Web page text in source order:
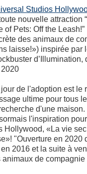
Studios
nouvelle attraction
of Pets: Off the
des animaux de
laisse!») inspirée par
d’Illumination,
de l'adoption est le
ultime pour tous
d'une
l'inspiration
Hollywood, «La vie
"Ouverture en 2020
2016 et la suite à
de